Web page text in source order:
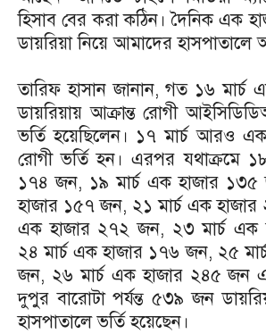
হিসাব বের করা কঠিন। দৈনিক এক
ডায়রিয়া নিয়ে আমাদের হাসপাতালে
তারিফ হাসান জানান, গত ১৬
ডায়রিয়ায় আক্রান্ত রোগী
ভর্তি হয়েছিলেন। ১৭ মার্চ আরও
রোগী ভর্তি হন। এরপর যথাক্রমে
১৭৪ জন, ১৯ মার্চ এক হাজার
হাজার ১৫৭ জন, ২১ মার্চ এক হাজার
এক হাজার ২৭২ জন, ২৩ মার্চ এক
২৪ মার্চ এক হাজার ১৭৬ জন, ২৫
জন, ২৬ মার্চ এক হাজার ২৪৫ জন
দুপুর বারোটা পর্যন্ত ৫৩৯ জন
হাসপাতালে ভর্তি হয়েছেন।